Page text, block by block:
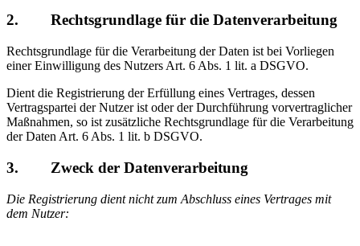
2. Rechtsgrundlage für die Datenverarbeitung
Rechtsgrundlage für die Verarbeitung der Daten ist bei Vorliegen
einer Einwilligung des Nutzers Art. 6 Abs. 1 lit. a DSGVO.
Dient die Registrierung der Erfüllung eines Vertrages, dessen
Vertragspartei der Nutzer ist oder der Durchführung vorvertraglicher
Maßnahmen, so ist zusätzliche Rechtsgrundlage für die Verarbeitung
der Daten Art. 6 Abs. 1 lit. b DSGVO.
3. Zweck der Datenverarbeitung
Die Registrierung dient nicht zum Abschluss eines Vertrages mit
dem Nutzer: